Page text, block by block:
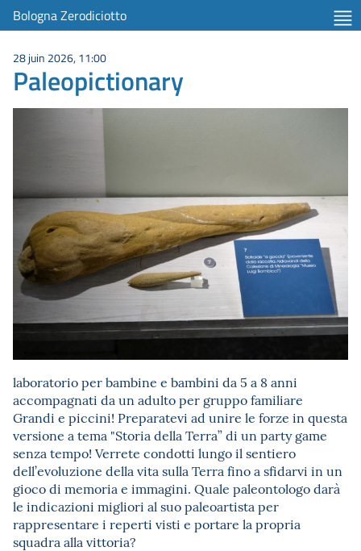
Bologna Zerodiciotto
28 juin 2026, 11:00
Paleopictionary
laboratorio per bambine e bambini da 5 a 8 anni
accompagnati da un adulto per gruppo familiare
Grandi e piccini! Preparatevi ad unire le forze in questa
versione a tema "Storia della Terra” di un party game
senza tempo! Verrete condotti lungo il sentiero
dell’evoluzione della vita sulla Terra fino a sfidarvi in un
gioco di memoria e immagini. Quale paleontologo darà
le indicazioni migliori al suopaleoartista per
rappresentare i reperti visti e portare la propria
squadra alla vittoria?